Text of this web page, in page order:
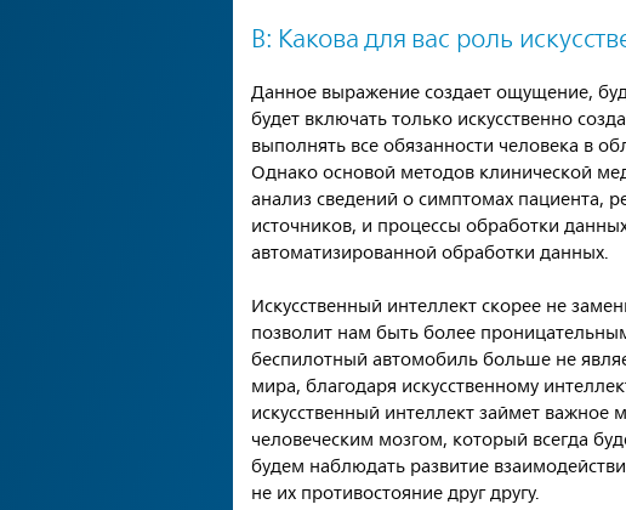
В: Какова для вас роль
Данное выражение создает ощущение,
будет включать только искусственно
выполнять все обязанности человека в
Однако основой методов клинической
анализ сведений о симптомах пациента,
источников, и процессы обработки
автоматизированной обработки данных.
Искусственный интеллект скорее не
позволит нам быть более
беспилотный автомобиль больше не
мира, благодаря искусственному
искусственный интеллект займет важное
человеческим мозгом, который всегда
будем наблюдать развитие
не их противостояние друг другу.